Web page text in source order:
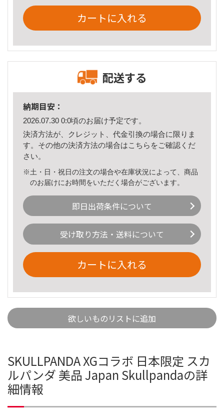
カートに入れる
配送する
納期目安：
2026.07.30 0:0頃のお届け予定です。
決済方法が、クレジット、代金引換の場合に限りま
す。その他の決済方法の場合はこちら をご確認くだ
さい。
※土・日・祝日の注文の場合や在庫状況によって、商品
のお届けにお時間をいただく場合がございます。
即日出荷条件について
受け取り方法・送料について
カートに入れる
欲しいものリストに追加
SKULLPANDA XGコラボ 日本限定 スカ
ルパンダ 美品 Japan Skullpandaの詳
細情報